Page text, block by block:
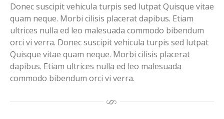
Donec suscipit vehicula turpis sed lutpat Quisque vitae
quam neque. Morbi cilisis placerat dapibus. Etiam
ultrices nulla ed leo malesuada commodo bibendum
orci vi verra. Donec suscipit vehicula turpis sed lutpat
Quisque vitae quam neque. Morbi cilisis placerat
dapibus. Etiam ultrices nulla ed leo malesuada
commodo bibendum orci vi verra.